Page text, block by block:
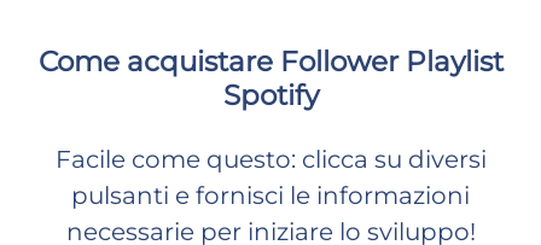
Come acquistare Follower Playlist
Spotify
Facile come questo: clicca su diversi
pulsanti e fornisci le informazioni
necessarie per iniziare lo sviluppo!